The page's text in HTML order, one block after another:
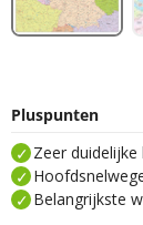
Pluspunten
Zeer duidelijke
Belangrijkste